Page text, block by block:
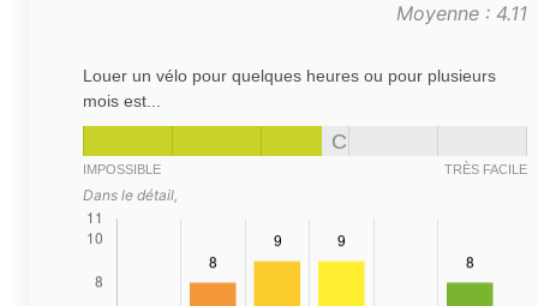
Moyenne : 4.11
Louer un vélo pour quelques heures ou pour plusieurs
mois est...
C
IMPOSSIBLE TRÈS FACILE
Dans le détail,